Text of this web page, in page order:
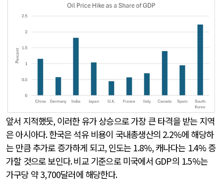
앞서 지적했듯, 이러한 유가 상승으로 가장 큰 타격을 받는 지역
은 아시아다.한국은 석유 비용이 국내총생산의 2.2%에 해당하
는 만큼 추가로 증가하게 되고, 인도는 1.8%,캐나다는 1.4%증
가할 것으로 보인다.비교 기준으로 미국에서 GDP의 1.5%는
가구당 약3,700달러에 해당한다.